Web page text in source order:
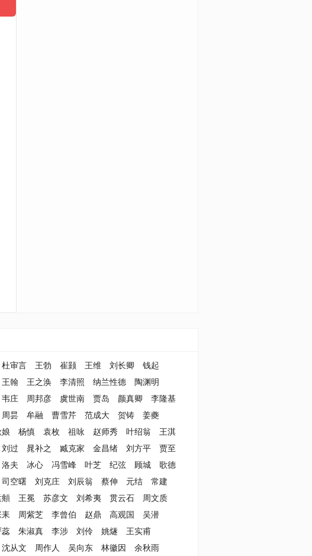
杜审言 王勃 崔颢 王维 刘长卿
钱起
王翰 王之涣 李清照 纳兰性德
陶渊明
韦庄 周邦彦 虞世南 贾岛 颜真卿
李隆基
周昙 牟融 曹雪芹 范成大 贺铸
姜夔
杨慎 袁枚 祖咏 赵师秀 叶绍翁
王淇
刘过 晁补之 臧克家 金昌绪 刘方平
贾至
洛夫 冰心 冯雪峰 叶芝 纪弦 顾城
歌德
司空曙 刘克庄 刘辰翁 蔡伸 元结
常建
頫 王冕 苏彦文 刘希夷 贯云石
周文质
耒 周紫芝 李曾伯 赵鼎 高观国
吴潜
蕊 朱淑真 李涉 刘伶 姚燧
王实甫
沈从文 周作人 吴向东 林徽因 余秋雨